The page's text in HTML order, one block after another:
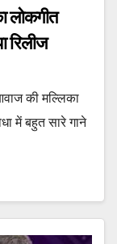
लोकगीत
रिलीज
की मल्लिका
में बहुत सारे गाने